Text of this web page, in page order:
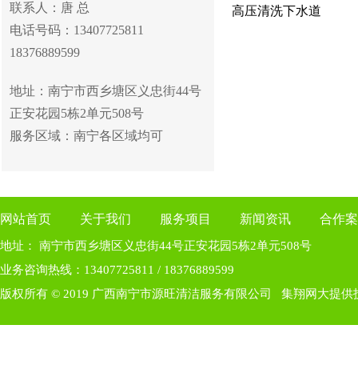
联系人：唐 总
电话号码：13407725811
18376889599
地址：南宁市西乡塘区义忠街44号
正安花园 5栋2单元508号
服务区域：南宁各区域均可
高压清洗下水道
网站首页 关于我们 服务项目 新闻资讯 合作
地址： 南宁市西乡塘区义忠街44号正安花园5栋2单元508号
业务咨询热线：13407725811 / 18376889599
版权所有 © 2019 广西南宁市源旺清洁服务有限公司 集翔网大提供